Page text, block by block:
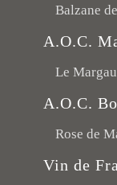
Balzane
A.O.C.
Le
A.O.C.
Rose de
Vin de